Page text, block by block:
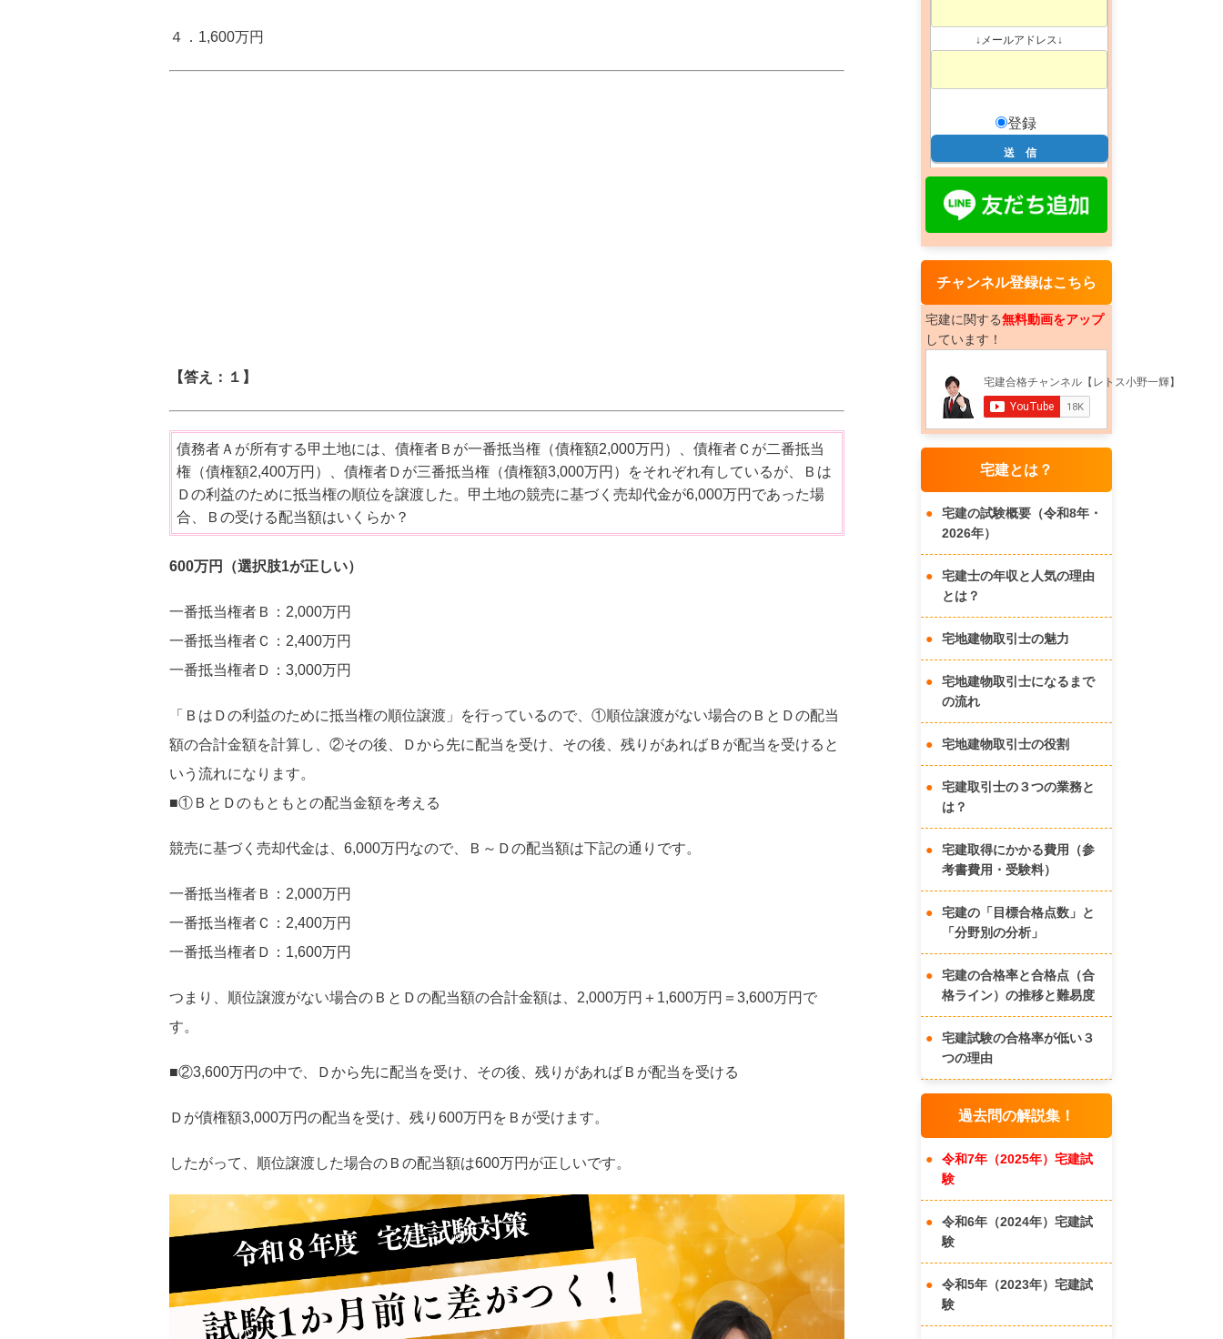
４．1,600万円
【答え：１】
債務者Ａが所有する甲土地には、債権者Ｂが一番抵当権（債権額2,000万円）、債権者Ｃが二番抵当
権（債権額2,400万円）、債権者Ｄが三番抵当権（債権額3,000万円）をそれぞれ有しているが、Ｂは
Ｄの利益のために抵当権の順位を譲渡した。甲土地の競売に基づく売却代金が6,000万円であった場
合、Ｂの受ける配当額はいくらか？
600万円（選択肢1が正しい）
一番抵当権者Ｂ：2,000万円
一番抵当権者Ｃ：2,400万円
一番抵当権者Ｄ：3,000万円
「ＢはＤの利益のために抵当権の順位譲渡」を行っているので、①順位譲渡がない場合のＢとＤの配当
額の合計金額を計算し、②その後、Ｄから先に配当を受け、その後、残りがあればＢが配当を受けると
いう流れになります。
■①ＢとＤのもともとの配当金額を考える
競売に基づく売却代金は、6,000万円なので、Ｂ～Ｄの配当額は下記の通りです。
一番抵当権者Ｂ：2,000万円
一番抵当権者Ｃ：2,400万円
一番抵当権者Ｄ：1,600万円
つまり、順位譲渡がない場合のＢとＤの配当額の合計金額は、2,000万円＋1,600万円＝3,600万円で
す。
■②3,600万円の中で、Ｄから先に配当を受け、その後、残りがあればＢが配当を受ける
Ｄが債権額3,000万円の配当を受け、残り600万円をＢが受けます。
したがって、順位譲渡した場合のＢの配当額は600万円が正しいです。
↓メールアドレス↓
登録
チャンネル登録はこちら
宅建に関する無料動画をアップ
しています！
宅建とは？
宅建の試験概要（令和8年・
2026年）
宅建士の年収と人気の理由
とは？
宅地建物取引士の魅力
宅地建物取引士になるまで
の流れ
宅地建物取引士の役割
宅建取引士の３つの業務と
は？
宅建取得にかかる費用（参
考書費用・受験料）
宅建の「目標合格点数」と
「分野別の分析」
宅建の合格率と合格点（合
格ライン）の推移と難易度
宅建試験の合格率が低い３
つの理由
過去問の解説集！
令和7年（2025年）宅建試
験
令和6年（2024年）宅建試
験
令和5年（2023年）宅建試
験